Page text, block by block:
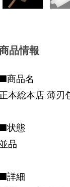
品情報
■商品名
正本総本店 薄刃
■状態
並品
■詳細